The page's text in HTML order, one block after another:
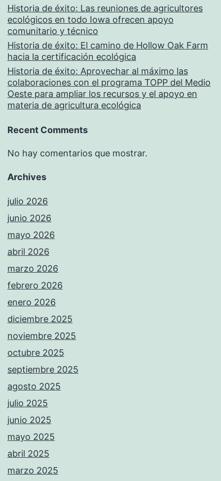
Historia de éxito: Las reuniones de agricultores
ecológicos en todo Iowa ofrecen apoyo
comunitario y técnico
Historia de éxito: El camino de Hollow Oak Farm
hacia la certificación ecológica
Historia de éxito: Aprovechar al máximo las
colaboraciones con el programa TOPP del Medio
Oeste para ampliar los recursos y el apoyo en
materia de agricultura ecológica
Recent Comments
No hay comentarios que mostrar.
Archives
julio 2026
junio 2026
mayo 2026
abril 2026
marzo 2026
febrero 2026
enero 2026
diciembre 2025
noviembre 2025
octubre 2025
septiembre 2025
agosto 2025
julio 2025
junio 2025
mayo 2025
abril 2025
marzo 2025